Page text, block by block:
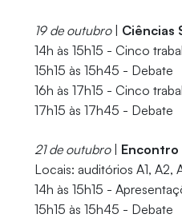
19 de outubro| Ciências
14h às 15h15 - Cinco
15h15 às 15h45 - Debate
16h às 17h15 - Cinco
17h15 às 17h45 - Debate
21 de outubro| Encontro
Locais: auditórios A1, A2,
14h às 15h15 -
15h15 às 15h45 - Debate